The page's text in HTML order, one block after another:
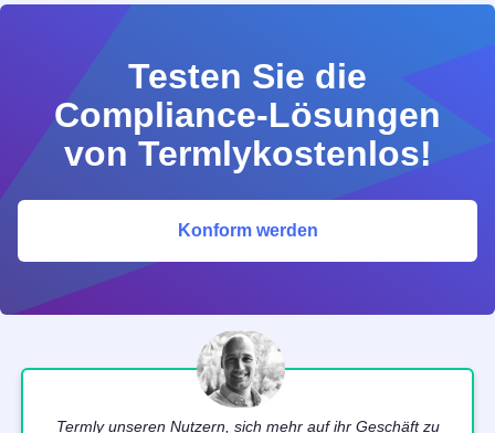
Testen Sie die
Compliance-Lösungen
von Termlykostenlos!
Konform werden
Termly unseren Nutzern, sich mehr auf ihr Geschäft zu